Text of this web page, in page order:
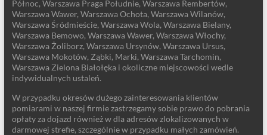
Północ, Warszawa Praga Południe, Warszawa Rembertów,
Warszawa Wawer, Warszawa Ochota, Warszawa Wilanów,
Warszawa Śródmieście, Warszawa Wola, Warszawa Bielany,
Warszawa Bemowo, Warszawa Wawer, Warszawa Włochy,
Warszawa Żoliborz, Warszawa Ursynów, Warszawa Ursus,
Warszawa Mokotów, Ząbki, Marki, Warszawa Tarchomin,
Warszawa Zielona Białołęka i okoliczne miejscowości wedle
indywidualnych ustaleń.
W przypadku okresów dużego zainteresowania klientów
pomiarami w naszej firmie zastrzegamy sobie prawo do pobrania
opłaty za dojazd również w dla adresów zlokalizowanych w
darmowej strefie, szczególnie w przypadku małych zamówień.